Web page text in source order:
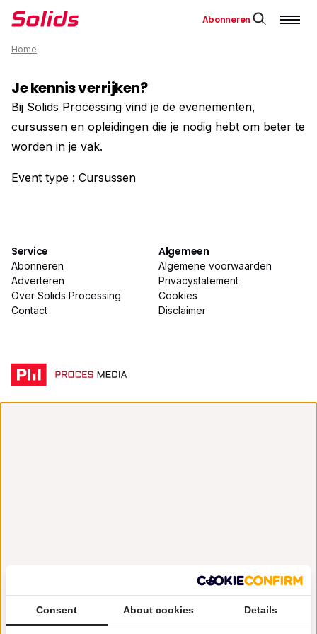
Abonneren
Home
Je kennis verrijken?
Bij Solids Processing vind je de evenementen,
cursussen en opleidingen die je nodig hebt om beter te
worden in je vak.
Event type : Cursussen
Service
Abonneren
Adverteren
Over Solids Processing
Contact
Algemeen
Algemene voorwaarden
Privacystatement
Cookies
Disclaimer
Consent About cookies Details